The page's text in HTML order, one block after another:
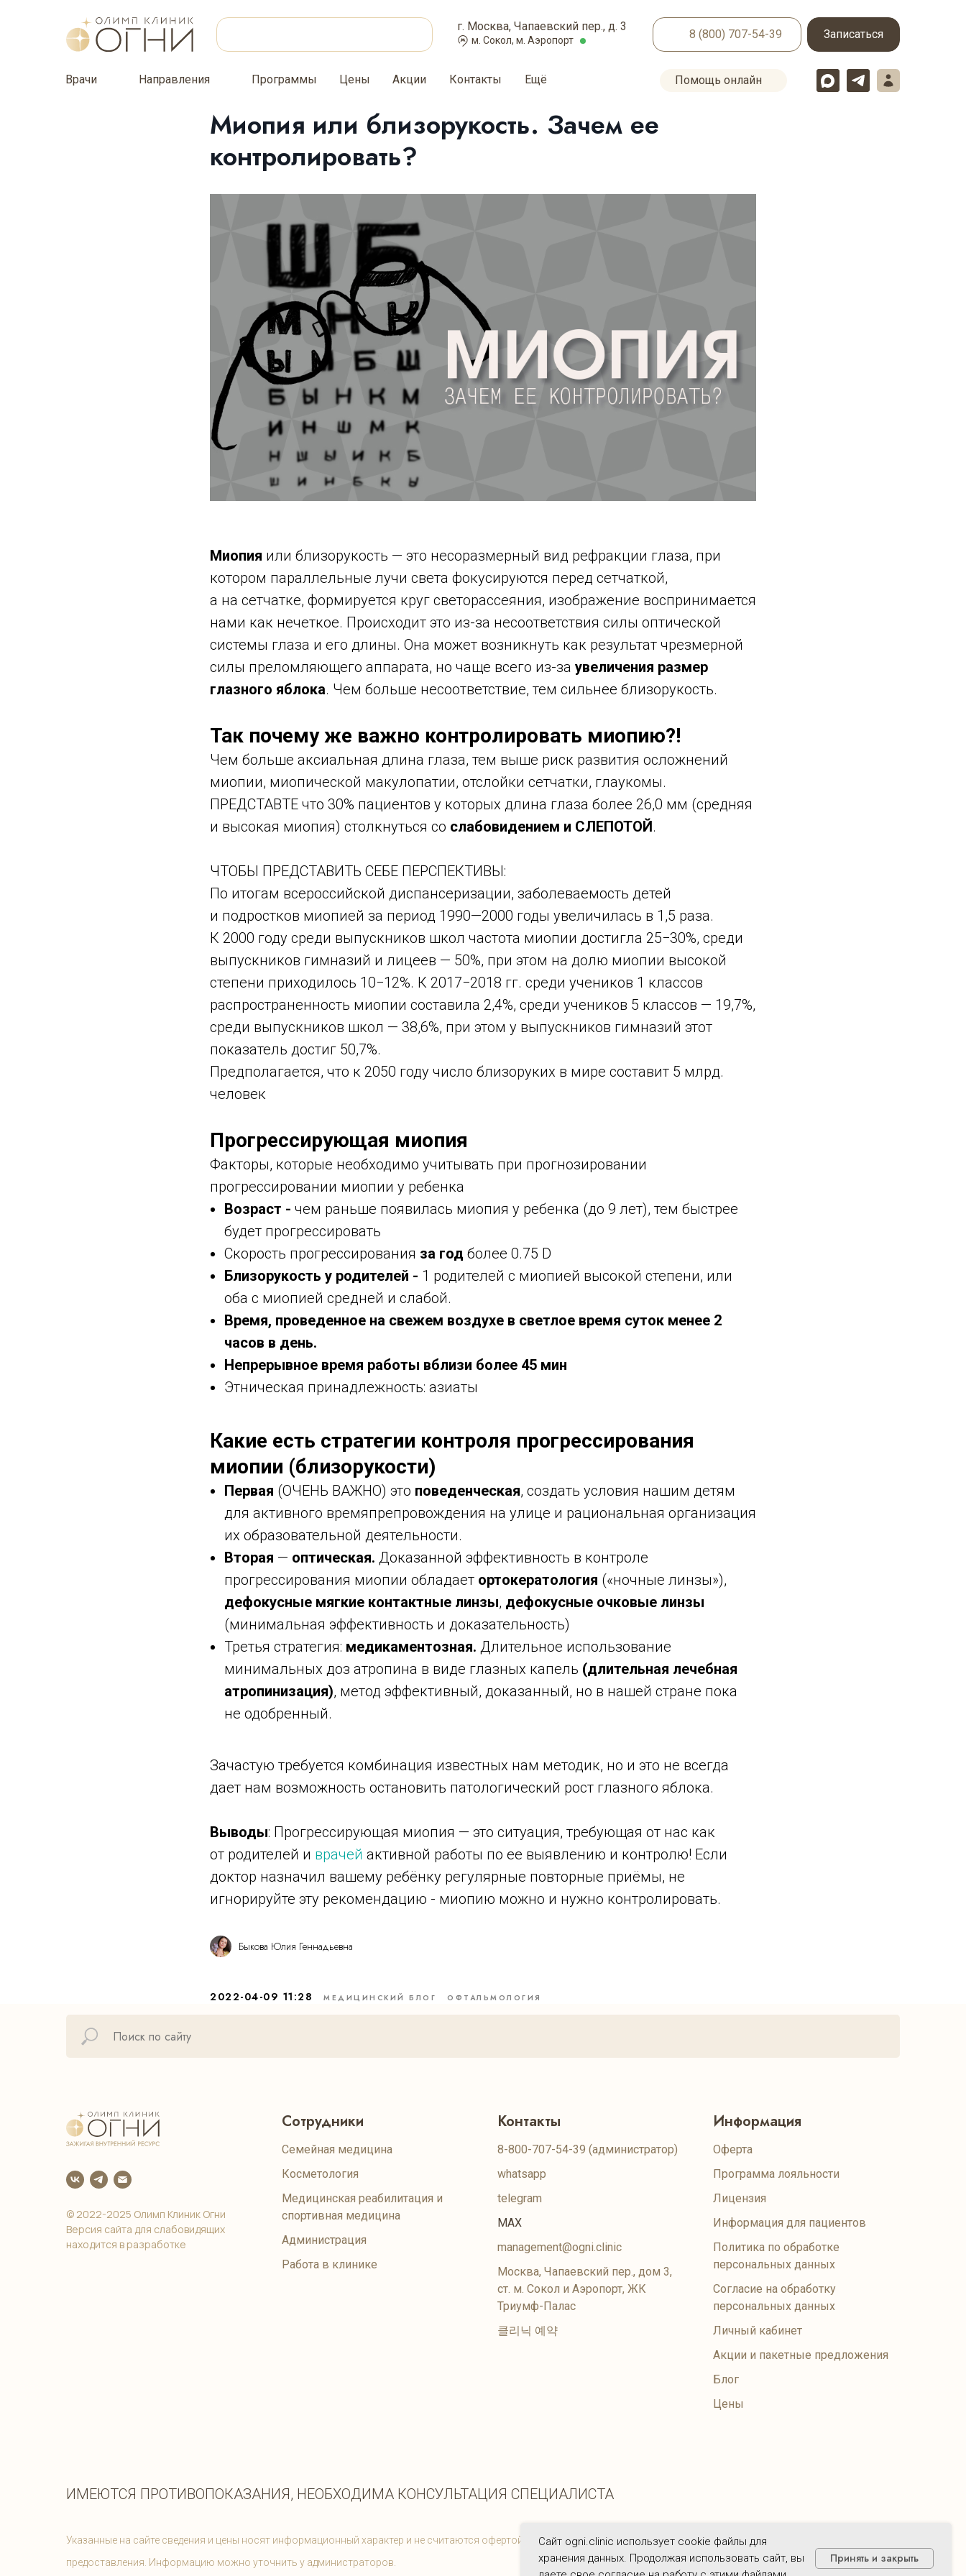
Записаться
8 (800) 707-54-39
Ещё
Контакты
Акции
Цены
Программы
Направления
Врачи Помощь онлайн
м. Сокол, м. Аэропорт
г. Москва, Чапаевский пер., д. 3
Миопия или близорукость. Зачем ее
контролировать?
Миопия или близорукость — это несоразмерный вид рефракции глаза, при
котором параллельные лучи света фокусируются перед сетчаткой,
а на сетчатке, формируется круг светорассеяния, изображение воспринимается
нами как нечеткое. Происходит это из-за несоответствия силы оптической
системы глаза и его длины. Она может возникнуть как результат чрезмерной
силы преломляющего аппарата, но чаще всего из-за увеличения размер
глазного яблока. Чем больше несоответствие, тем сильнее близорукость.
Так почему же важно контролировать миопию?!
Чем больше аксиальная длина глаза, тем выше риск развития осложнений
миопии, миопической макулопатии, отслойки сетчатки, глаукомы.
ПРЕДСТАВТЕ что 30% пациентов у которых длина глаза более 26,0 мм (средняя
и высокая миопия) столкнуться со слабовидением и СЛЕПОТОЙ.
ЧТОБЫ ПРЕДСТАВИТЬ СЕБЕ ПЕРСПЕКТИВЫ:
По итогам всероссийской диспансеризации, заболеваемость детей
и подростков миопией за период 1990—2000 годы увеличилась в 1,5 раза.
К 2000 году среди выпускников школ частота миопии достигла 25−30%, среди
выпускников гимназий и лицеев — 50%, при этом на долю миопии высокой
степени приходилось 10−12%. К 2017−2018 гг. среди учеников 1 классов
распространенность миопии составила 2,4%, среди учеников 5 классов — 19,7%,
среди выпускников школ — 38,6%, при этом у выпускников гимназий этот
показатель достиг 50,7%.
Предполагается, что к 2050 году число близоруких в мире составит 5 млрд.
человек
Прогрессирующая миопия
Факторы, которые необходимо учитывать при прогнозировании
прогрессировании миопии у ребенка
Возраст - чем раньше появилась миопия у ребенка (до 9 лет), тем быстрее
будет прогрессировать
Скорость прогрессирования за год более 0.75 D
Близорукость у родителей - 1 родителей с миопией высокой степени, или
оба с миопией средней и слабой.
Время, проведенное на свежем воздухе в светлое время суток менее 2
часов в день.
Непрерывное время работы вблизи более 45 мин
Этническая принадлежность: азиаты
Какие есть стратегии контроля прогрессирования
миопии (близорукости)
Первая (ОЧЕНЬ ВАЖНО) это поведенческая, создать условия нашим детям
для активного времяпрепровождения на улице и рациональная организация
их образовательной деятельности.
Вторая — оптическая. Доказанной эффективность в контроле
прогрессирования миопии обладает ортокератология («ночные линзы»),
дефокусные мягкие контактные линзы, дефокусные очковые линзы
(минимальная эффективность и доказательность)
Третья стратегия: медикаментозная. Длительное использование
минимальных доз атропина в виде глазных капель (длительная лечебная
атропинизация), метод эффективный, доказанный, но в нашей стране пока
не одобренный.
Зачастую требуется комбинация известных нам методик, но и это не всегда
дает нам возможность остановить патологический рост глазного яблока.
Выводы: Прогрессирующая миопия — это ситуация, требующая от нас как
от родителей и врачей активной работы по ее выявлению и контролю! Если
доктор назначил вашему ребёнку регулярные повторные приёмы, не
игнорируйте эту рекомендацию - миопию можно и нужно контролировать.
Быкова Юлия Геннадьевна
2022-04-09 11:28 МЕДИЦИНСКИЙ БЛОГ ОФТАЛЬМОЛОГИЯ
Сайт ogni.clinic использует cookie файлы для
хранения данных. Продолжая использовать сайт, вы
Принять и закрыть
© 2022-2025 Олимп Клиник Огни
Версия сайта для слабовидящих
находится в разработке
Сотрудники
Семейная медицина
Косметология
Медицинская реабилитация и
спортивная медицина
Администрация
Работа в клинике
Контакты
8-800-707-54-39 (администратор)
whatsapp
telegram
MAX
management@ogni.clinic
Москва, Чапаевский пер., дом 3,
ст. м. Сокол и Аэропорт, ЖК
Триумф-Палас
클리닉 예약
Информация
Оферта
Программа лояльности
Лицензия
Информация для пациентов
Политика по обработке
персональных данных
Согласие на обработку
персональных данных
Личный кабинет
Акции и пакетные предложения
Блог
Цены
ИМЕЮТСЯ ПРОТИВОПОКАЗАНИЯ, НЕОБХОДИМА КОНСУЛЬТАЦИЯ СПЕЦИАЛИСТА
Указанные на сайте сведения и цены носят информационный характер и не считаются офертой. Цены на услуги соответствуют актуальному прейскуранту на момент их
предоставления. Информацию можно уточнить у администраторов.